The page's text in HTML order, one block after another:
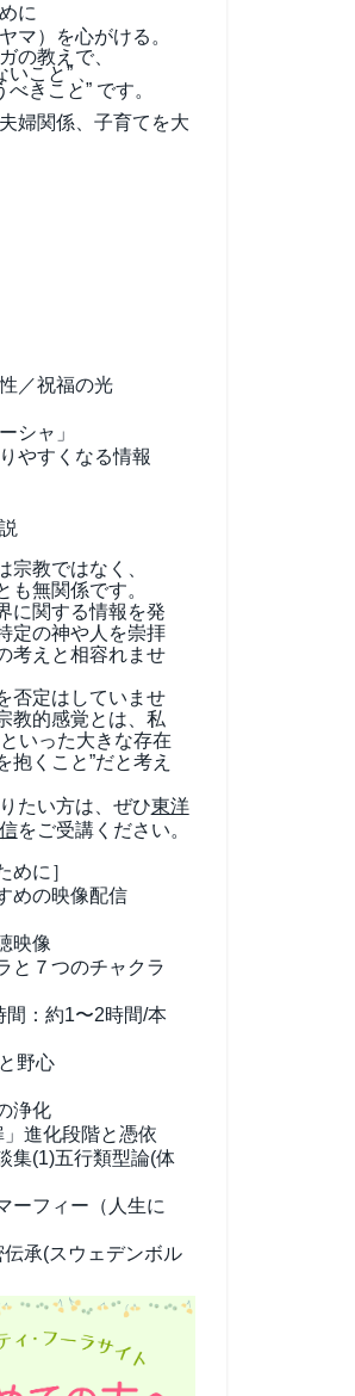
に
マ）を心がける。
の教えで、
こと” 、
きこと” です。
婦関係、子育てを大
／祝福の光
シャ」
やすくなる情報
宗教ではなく、
も無関係です。
に関する情報を発
定の神や人を崇拝
考えと相容れませ
否定はしていませ
教的感覚とは、私
いった大きな存在
抱くこと”だと考え
たい方は、ぜひ東洋
をご受講ください。
めに］
めの映像配信
映像
と７つのチャクラ
間：約1〜2時間/本
野心
浄化
」進化段階と憑依
集(1)五行類型論(体
ーフィー（人生に
承(スウェデンボル